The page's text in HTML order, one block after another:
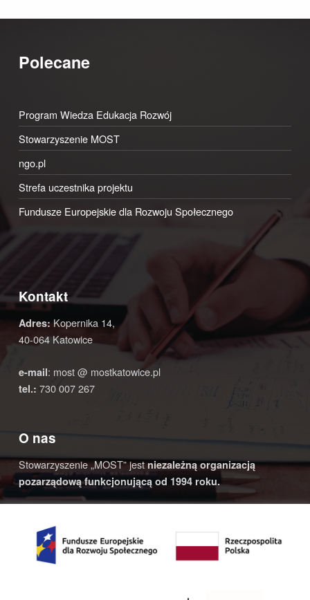
Polecane
Program Wiedza Edukacja Rozwój
Stowarzyszenie MOST
ngo.pl
Strefa uczestnika projektu
Fundusze Europejskie dla Rozwoju Społecznego
Kontakt
Adres:Kopernika 14,
40-064 Katowice
e-mail: most @ mostkatowice.pl
tel.: 730 007 267
O nas
Stowarzyszenie „MOST” jestniezależną organizacją
pozarządową funkcjonującą od 1994 roku.
© 2020 Most Katowice | Realizacja:4AD STUDIO